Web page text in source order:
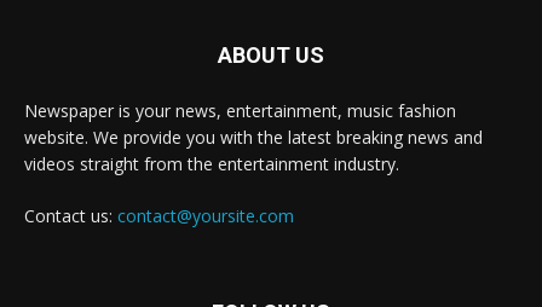
ABOUT US
Newspaper is your news, entertainment, music fashion
website. We provide you with the latest breaking news and
videos straight from the entertainment industry.
Contact us: contact@yoursite.com